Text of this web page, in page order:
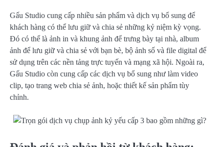
Gấu Studio cung cấp nhiều sản phẩm và dịch vụ bổ sung để
khách hàng có thể lưu giữ và chia sẻ những kỷ niệm kỳ vọng.
Đó có thể là ảnh in và khung ảnh để trưng bày tại nhà, album
ảnh để lưu giữ và chia sẻ với bạn bè, bộ ảnh số và file digital để
sử dụng trên các nền tảng trực tuyến và mạng xã hội. Ngoài ra,
Gấu Studio còn cung cấp các dịch vụ bổ sung như làm video
clip, tạo trang web chia sẻ ảnh, hoặc thiết kế sản phẩm tùy
chỉnh.